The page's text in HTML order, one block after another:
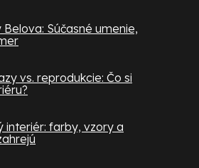
Súčasné umenie,
vs. reprodukcie: Čo si
interiér: farby, vzory a